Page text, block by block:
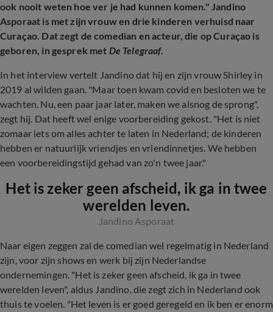
ook nooit weten hoe ver je had kunnen komen." Jandino
Asporaat is met zijn vrouw en drie kinderen verhuisd naar
Curaçao. Dat zegt de comedian en acteur, die op Curaçao is
geboren, in gesprek met De Telegraaf.
In het interview vertelt Jandino dat hij en zijn vrouw Shirley in
2019 al wilden gaan. "Maar toen kwam covid en besloten we te
wachten. Nu, een paar jaar later, maken we alsnog de sprong",
zegt hij. Dat heeft wel enige voorbereiding gekost. "Het is niet
zomaar iets om alles achter te laten in Nederland; de kinderen
hebben er natuurlijk vriendjes en vriendinnetjes. We hebben
een voorbereidingstijd gehad van zo'n twee jaar."
Het is zeker geen afscheid, ik ga in twee
werelden leven.
Jandino Asporaat
Naar eigen zeggen zal de comedian wel regelmatig in Nederland
zijn, voor zijn shows en werk bij zijn Nederlandse
ondernemingen. "Het is zeker geen afscheid, ik ga in twee
werelden leven", aldus Jandino, die zegt zich in Nederland ook
thuis te voelen. "Het leven is er goed geregeld en ik ben er enorm